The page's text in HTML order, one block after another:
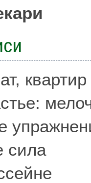
сила